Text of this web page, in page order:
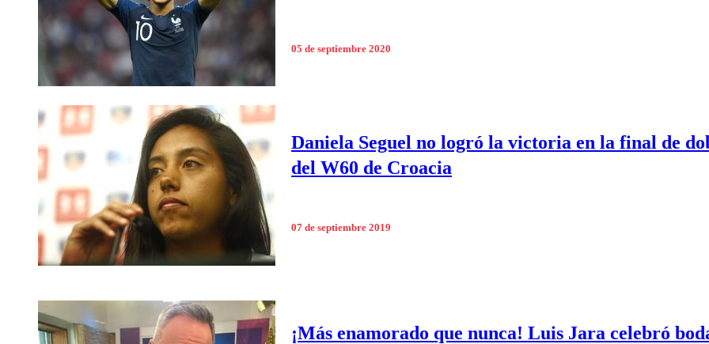
05 de septiembre 2020
Daniela Seguel no logró la victoria en la final de
del W60 de Croacia
07 de septiembre 2019
¡Más enamorado que nunca! Luis Jara celebró